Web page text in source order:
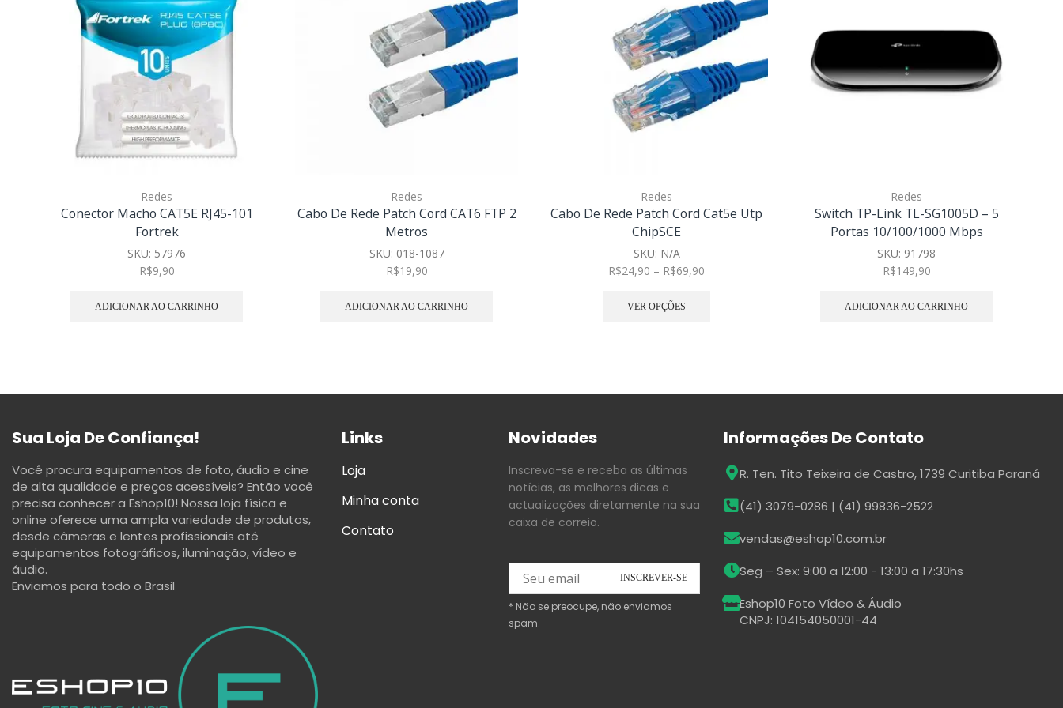
Redes
Conector Macho CAT5E RJ45-101
Fortrek
SKU: 57976
R$9,90
ADICIONAR AO CARRINHO
Redes
Cabo De Rede Patch Cord CAT6 FTP 2
Metros
SKU: 018-1087
R$19,90
ADICIONAR AO CARRINHO
Redes
Cabo De Rede Patch Cord Cat5e Utp
ChipSCE
SKU: N/A
R$24,90 – R$69,90
VER OPÇÕES
Redes
Switch TP-Link TL-SG1005D – 5
Portas 10/100/1000 Mbps
SKU: 91798
R$149,90
ADICIONAR AO CARRINHO
Sua Loja De Confiança!
Você procura equipamentos de foto, áudio e cine
de alta qualidade e preços acessíveis? Então você
precisa conhecer a Eshop10! Nossa loja física e
online oferece uma ampla variedade de produtos,
desde câmeras e lentes profissionais até
equipamentos fotográficos, iluminação, vídeo e
áudio.
Enviamos para todo o Brasil
Links
Loja
Minha conta
Contato
Novidades
Inscreva-se e receba as últimas
notícias, as melhores dicas e
actualizações diretamente na sua
caixa de correio.
* Não se preocupe, não enviamos
spam.
Informações De Contato
R. Ten. Tito Teixeira de Castro, 1739 Curitiba Paraná
(41) 3079-0286 | (41) 99836-2522
vendas@eshop10.com.br
Seg – Sex: 9:00 a 12:00 - 13:00 a 17:30hs
Eshop10 Foto Vídeo & Áudio
CNPJ: 104154050001-44